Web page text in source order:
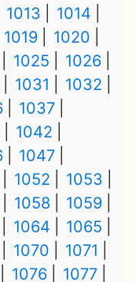
1013
1014
1019
1020
1025
1026
1031
1032
1037
1042
1047
1052
1053
1058
1059
1064
1065
1070
1071
1076 1077